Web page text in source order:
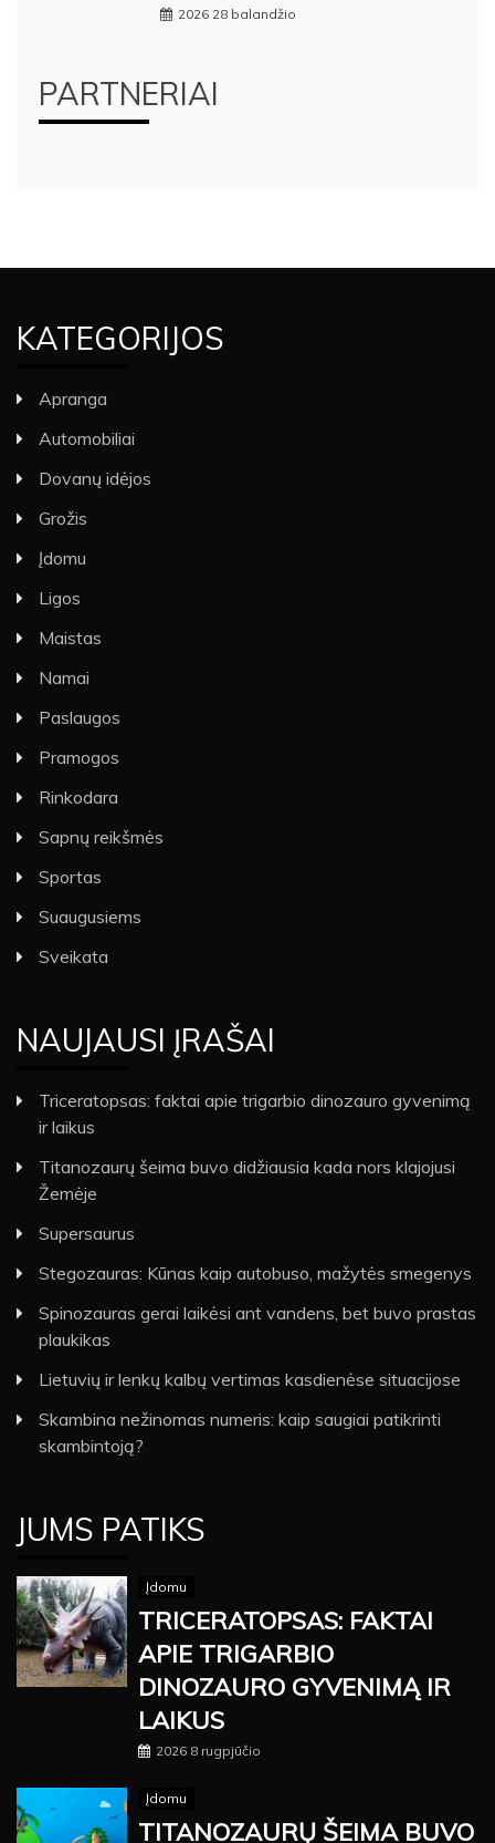
2026 28 balandžio
PARTNERIAI
KATEGORIJOS
Apranga
Automobiliai
Dovanų idėjos
Grožis
Įdomu
Ligos
Maistas
Namai
Paslaugos
Pramogos
Rinkodara
Sapnų reikšmės
Sportas
Suaugusiems
Sveikata
NAUJAUSI ĮRAŠAI
Triceratopsas: faktai apie trigarbio dinozauro gyvenimą
ir laikus
Titanozaurų šeima buvo didžiausia kada nors klajojusi
Žemėje
Supersaurus
Stegozauras: Kūnas kaip autobuso, mažytės smegenys
Spinozauras gerai laikėsi ant vandens, bet buvo prastas
plaukikas
Lietuvių ir lenkų kalbų vertimas kasdienėse situacijose
Skambina nežinomas numeris: kaip saugiai patikrinti
skambintoją?
JUMS PATIKS
Įdomu
TRICERATOPSAS: FAKTAI
APIE TRIGARBIO
DINOZAURO GYVENIMĄ IR
LAIKUS
2026 8 rugpjūčio
Įdomu
TITANOZAURŲ ŠEIMA BUVO